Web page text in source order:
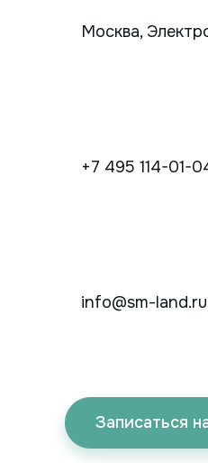
Москва,
+7 495 114-01-
info@sm-land.ru
Записаться